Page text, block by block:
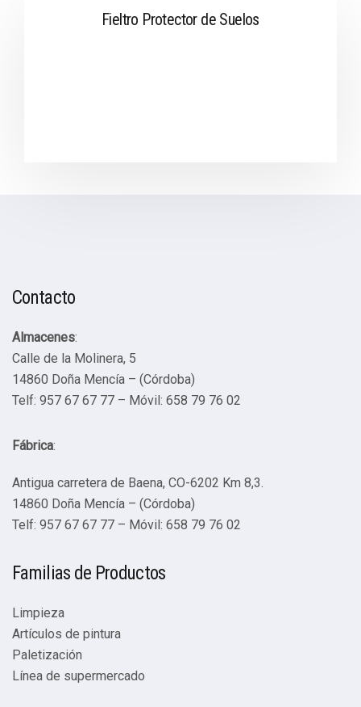
Fieltro Protector de Suelos
Contacto
Almacenes:
Calle de la Molinera, 5
14860 Doña Mencía – (Córdoba)
Telf: 957 67 67 77 – Móvil: 658 79 76 02
Fábrica:
Antigua carretera de Baena, CO-6202 Km 8,3.
14860 Doña Mencía – (Córdoba)
Telf: 957 67 67 77 – Móvil: 658 79 76 02
Familias de Productos
Limpieza
Artículos de pintura
Paletización
Línea de supermercado